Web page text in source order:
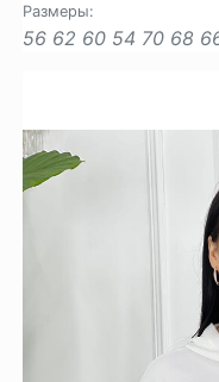
Размеры:
56 62 60 54 70 68